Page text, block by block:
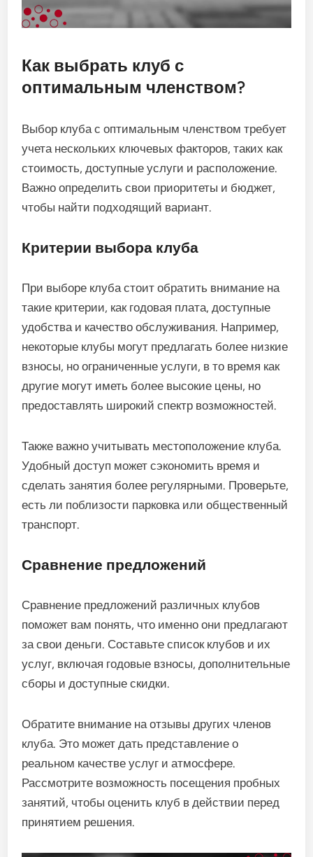
Как выбрать клуб с
оптимальным членством?
Выбор клуба с оптимальным членством требует
учета нескольких ключевых факторов, таких как
стоимость, доступные услуги и расположение.
Важно определить свои приоритеты и бюджет,
чтобы найти подходящий вариант.
Критерии выбора клуба
При выборе клуба стоит обратить внимание на
такие критерии, как годовая плата, доступные
удобства и качество обслуживания. Например,
некоторые клубы могут предлагать более низкие
взносы, но ограниченные услуги, в то время как
другие могут иметь более высокие цены, но
предоставлять широкий спектр возможностей.
Также важно учитывать местоположение клуба.
Удобный доступ может сэкономить время и
сделать занятия более регулярными. Проверьте,
есть ли поблизости парковка или общественный
транспорт.
Сравнение предложений
Сравнение предложений различных клубов
поможет вам понять, что именно они предлагают
за свои деньги. Составьте список клубов и их
услуг, включая годовые взносы, дополнительные
сборы и доступные скидки.
Обратите внимание на отзывы других членов
клуба. Это может дать представление о
реальном качестве услуг и атмосфере.
Рассмотрите возможность посещения пробных
занятий, чтобы оценить клуб в действии перед
принятием решения.